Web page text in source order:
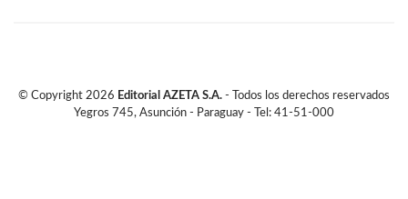
© Copyright 2026 Editorial AZETA S.A. - Todos los derechos reservados
Yegros 745, Asunción - Paraguay - Tel: 41-51-000